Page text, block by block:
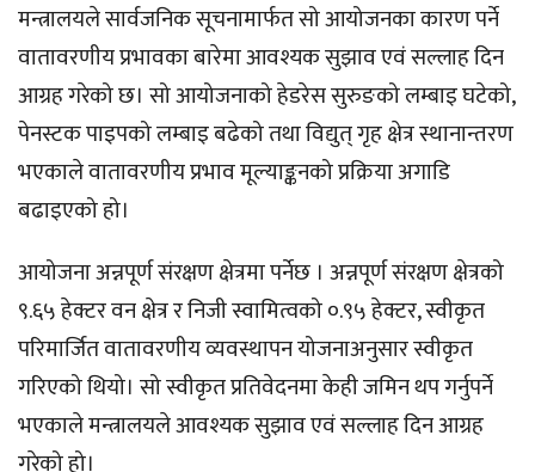
मन्त्रालयले सार्वजनिक सूचनामार्फत सो आयोजनका कारण पर्ने
वातावरणीय प्रभावका बारेमा आवश्यक सुझाव एवं सल्लाह दिन
आग्रह गरेको छ। सो आयोजनाको हेडरेस सुरुङको लम्बाइ घटेको,
पेनस्टक पाइपको लम्बाइ बढेको तथा विद्युत् गृह क्षेत्र स्थानान्तरण
भएकाले वातावरणीय प्रभाव मूल्याङ्कनको प्रक्रिया अगाडि
बढाइएको हो।
आयोजना अन्नपूर्ण संरक्षण क्षेत्रमा पर्नेछ । अन्नपूर्ण संरक्षण क्षेत्रको
९.६५ हेक्टर वन क्षेत्र र निजी स्वामित्वको ०.९५ हेक्टर, स्वीकृत
परिमार्जित वातावरणीय व्यवस्थापन योजनाअनुसार स्वीकृत
गरिएको थियो। सो स्वीकृत प्रतिवेदनमा केही जमिन थप गर्नुपर्ने
भएकाले मन्त्रालयले आवश्यक सुझाव एवं सल्लाह दिन आग्रह
गरेको हो।